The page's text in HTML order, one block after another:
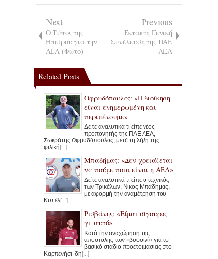
Next
Ο Τύπος της
Ηπείρου για την
ΑΕΛ (Φώτο)
Previous
Έκτακτη Γενική
Συνέλευση της ΠΑΕ
ΑΕΛ
Related Posts
Οφρυδόπουλος: «Η διοίκηση
είναι ενημερωμένη και
περιμένουμε»
Δείτε αναλυτικά τι είπε νέος
προπονητής της ΠΑΕ ΑΕΛ,
Σωκράτης Οφρυδόπουλος, μετά τη λήξη της
φιλική[...]
Μπαδήμας: «Δεν χρειάζεται
να πούμε ποια είναι η ΑΕΛ»
Δείτε αναλυτικά τι είπε ο τεχνικός
των Τρικάλων, Νίκος Μπαδήμας,
με αφορμή την αναμέτρηση του
Κυπέλ[...]
Ρισβάνης: «Είμαι σίγουρος
γι' αυτό»
Κατά την αναχώρηση της
αποστολής των «βυσσινί» για το
βασικό στάδιο προετοιμασίας στο
Καρπενήσι, δη[...]